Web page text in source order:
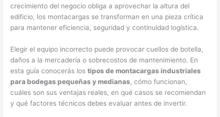
crecimiento del negocio obliga a aprovechar la altura del
edificio, los montacargas se transforman en una pieza crítica
para mantener eficiencia, seguridad y continuidad logística.
Elegir el equipo incorrecto puede provocar cuellos de botella,
daños a la mercadería o sobrecostos de mantenimiento. En
esta guía conocerás lostipos de montacargas industriales
para bodegas pequeñas y medianas, cómo funcionan,
cuáles son sus ventajas reales, en qué casos se recomiendan
y qué factores técnicos debes evaluar antes de invertir.